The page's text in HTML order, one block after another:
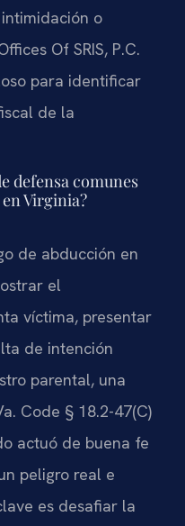
o
Of SRIS, P.C.
para identificar
de la
defensa comunes
Virginia?
de abducción en
el
víctima, presentar
de intención
parental, una
Code § 18.2-47(C)
actuó de buena fe
peligro real e
es desafiar la